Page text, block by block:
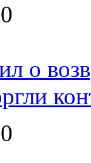
о